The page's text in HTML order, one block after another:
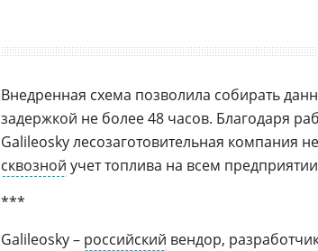
Внедренная схема позволила собирать
задержкой не более 48 часов. Благодаря
Galileosky лесозаготовительная компания
сквозной учет топлива на всем
***
Galileosky – российский вендор,